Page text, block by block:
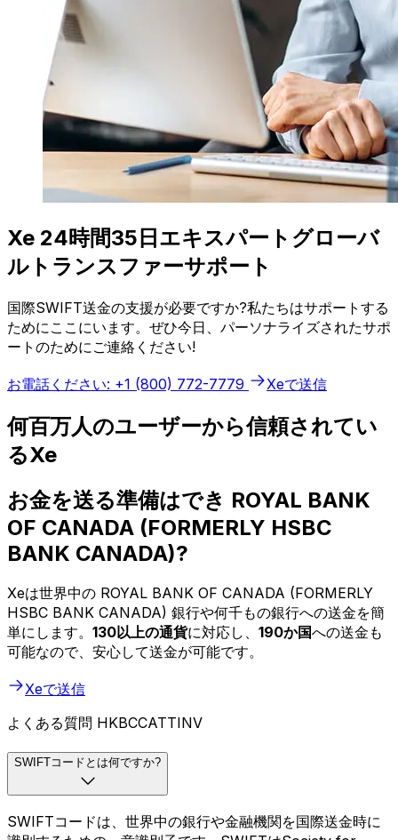
Xe 24時間35日エキスパートグローバ
ルトランスファーサポート
国際SWIFT送金の支援が必要ですか?私たちはサポートする
ためにここにいます。ぜひ今日、パーソナライズされたサポ
ートのためにご連絡ください!
お電話ください: +1 (800) 772-7779 Xeで送信
何百万人のユーザーから信頼されてい
るXe
お金を送る準備はでき ROYAL BANK
OF CANADA (FORMERLY HSBC
BANK CANADA)?
Xeは世界中の ROYAL BANK OF CANADA (FORMERLY
HSBC BANK CANADA) 銀行や何千もの銀行への送金を簡
単にします。 130以上の通貨に対応し、 190か国への送金も
可能なので、安心して送金が可能です。
Xeで送信
よくある質問 HKBCCATTINV
SWIFTコードとは何ですか?
SWIFTコードは、世界中の銀行や金融機関を国際送金時に